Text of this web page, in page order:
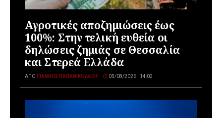
Αγροτικές αποζημιώσεις έως
100%: Στην τελική ευθεία οι
δηλώσεις ζημιάς σε Θεσσαλία
και Στερεά Ελλάδα
ΑΠΌ ΓΙΆΝΝΗΣ ΠΑΠΑΝΙΚΟΛΆΟΥ 05/08/2026 | 14:02